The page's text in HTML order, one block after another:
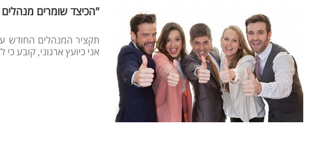
"הכיצד שומרים מנהלים
תקציר המנהלים החודש
אני כיועץ ארגוני, קובע